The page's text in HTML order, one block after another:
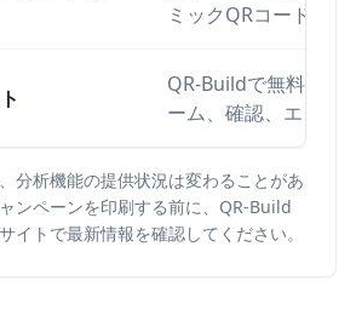
ミックQRコードを
QR-Buildで無料のダ
ーム、確認、エクス
分析機能の提供状況は変わることがあ
ンペーンを印刷する前に、QR-Build
イトで最新情報を確認してください。